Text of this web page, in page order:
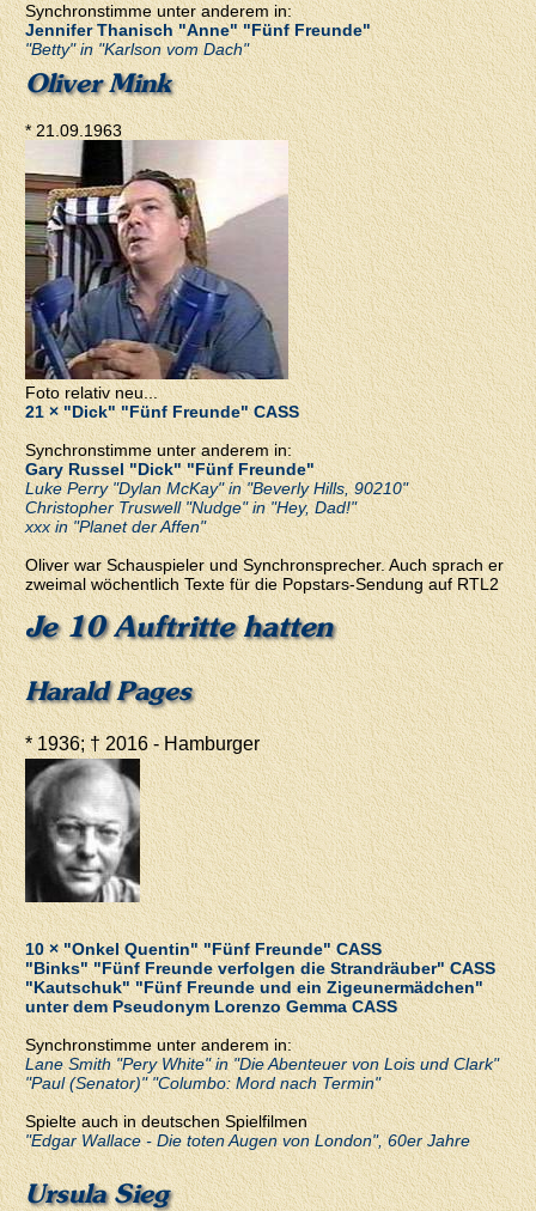
Synchronstimme unter anderem in:
Jennifer Thanisch "Anne" "Fünf Freunde"
"Betty" in "Karlson vom Dach"
Oliver Mink
* 21.09.1963
Foto relativ neu...
21 × "Dick" "Fünf Freunde" CASS
Synchronstimme unter anderem in:
Gary Russel "Dick" "Fünf Freunde"
Luke Perry "Dylan McKay" in "Beverly Hills, 90210"
Christopher Truswell "Nudge" in "Hey, Dad!"
xxx in "Planet der Affen"
Oliver war Schauspieler und Synchronsprecher. Auch sprach er
zweimal wöchentlich Texte für die Popstars-Sendung auf RTL2
Je 10 Auftritte hatten
Harald Pages
* 1936; † 2016 - Hamburger
10 × "Onkel Quentin" "Fünf Freunde" CASS
"Binks" "Fünf Freunde verfolgen die Strandräuber" CASS
"Kautschuk" "Fünf Freunde und ein Zigeunermädchen"
unter dem Pseudonym Lorenzo Gemma CASS
Synchronstimme unter anderem in:
Lane Smith "Pery White" in "Die Abenteuer von Lois und Clark"
"Paul (Senator)" "Columbo: Mord nach Termin"
Spielte auch in deutschen Spielfilmen
"Edgar Wallace - Die toten Augen von London", 60er Jahre
Ursula Sieg